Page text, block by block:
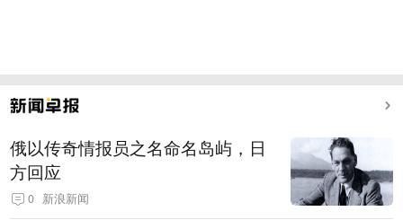
俄以传奇情报员之名命名岛屿，日
方回应
0 新浪新闻